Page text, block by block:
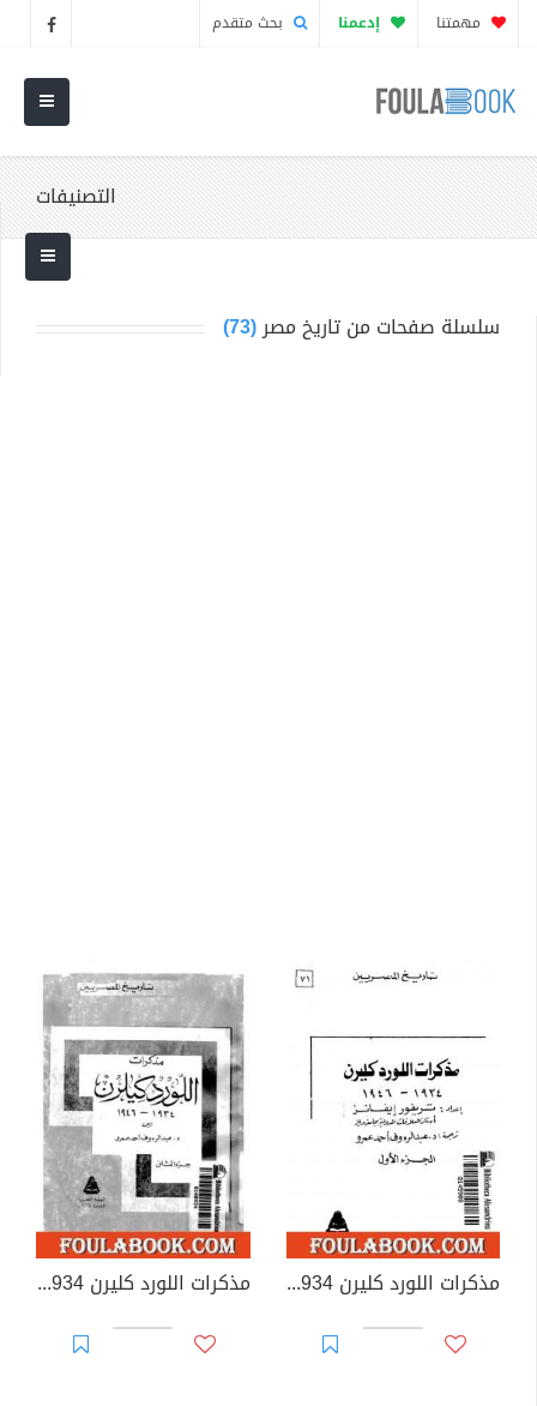
مهمتنا إدعمنا بحث متقدم
التصنيفات
سلسلة صفحات من تاريخ مصر(73)
مذكرات اللورد كليرن 1934 - 1946 - الجزء الأول مذكرات اللورد كليرن 1934 - 1946 - الجزء الثاني